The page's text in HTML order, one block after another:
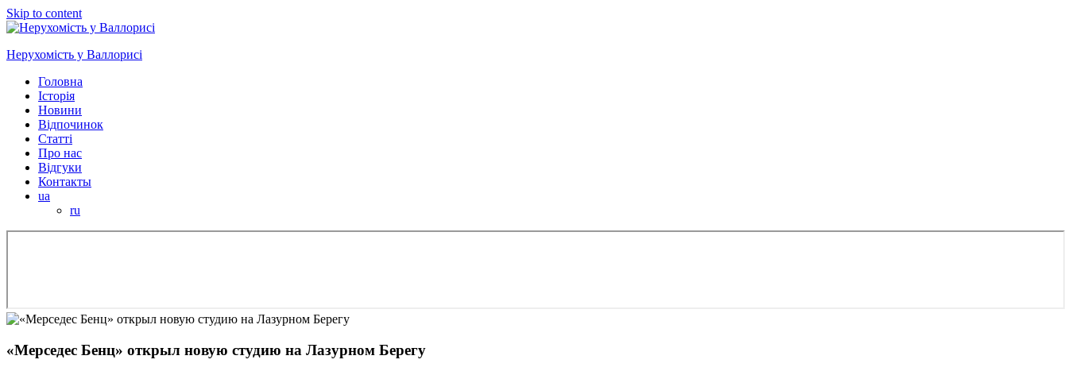
Skip to content
Нерухомість у Валлорисі
Головна
Історія
Новини
Відпочинок
Статті
Про нас
Відгуки
Контакты
ua
ru
«Мерседес Бенц» открыл новую студию на Лазурном Берегу